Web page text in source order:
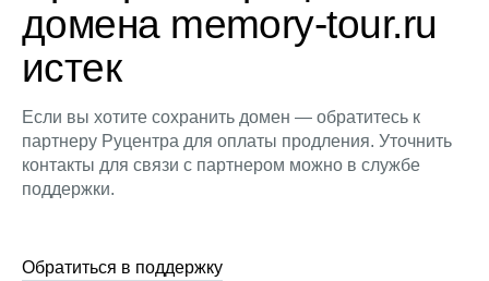
домена memory-tour.ru
истек
Если вы хотите сохранить домен — обратитесь к
партнеру Руцентра для оплаты продления. Уточнить
контакты для связи с партнером можно в службе
поддержки.
Обратиться в поддержку